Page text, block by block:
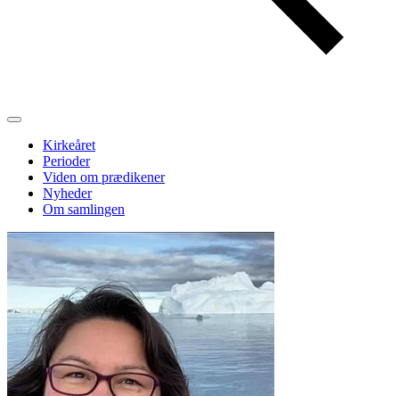
Kirkeåret
Perioder
Viden om prædikener
Nyheder
Om samlingen